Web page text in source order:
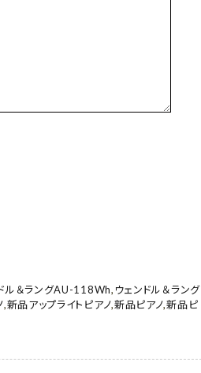
ル＆ラングAU-118Wh, ウェンドル＆ラング
,新品アップライトピアノ,新品ピアノ,新品ピ